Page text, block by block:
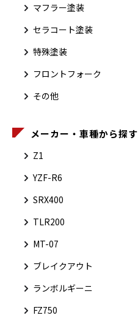
マフラー塗装
セラコート塗装
特殊塗装
フロントフォーク
その他
メーカー・車種から探す
Z1
YZF-R6
SRX400
TLR200
MT-07
ブレイクアウト
ランボルギーニ
FZ750